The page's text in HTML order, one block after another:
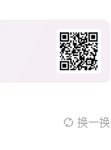
换一换